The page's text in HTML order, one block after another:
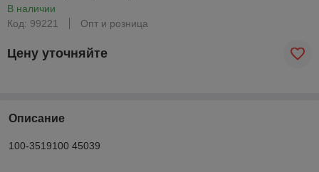
В наличии
Код: 99221
Опт и розница
Цену уточняйте
Описание
100-3519100 45039